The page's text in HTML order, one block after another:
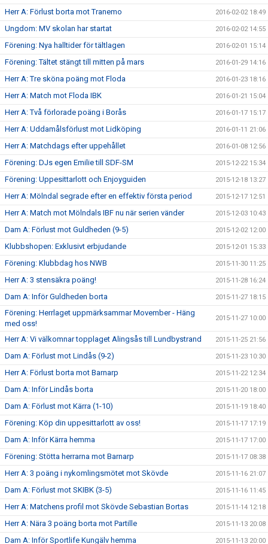
Herr A: Förlust borta mot Tranemo 2016-02-02 18:49
Ungdom: MV skolan har startat 2016-02-02 14:55
Förening: Nya halltider för tältlagen 2016-02-01 15:14
Förening: Tältet stängt till mitten på mars 2016-01-29 14:16
Herr A: Tre sköna poäng mot Floda 2016-01-23 18:16
Herr A: Match mot Floda IBK 2016-01-21 15:04
Herr A: Två förlorade poäng i Borås 2016-01-17 15:17
Herr A: Uddamålsförlust mot Lidköping 2016-01-11 21:06
Herr A: Matchdags efter uppehållet 2016-01-08 12:56
Förening: DJs egen Emilie till SDF-SM 2015-12-22 15:34
Förening: Uppesittarlott och Enjoyguiden 2015-12-18 13:27
Herr A: Mölndal segrade efter en effektiv första period 2015-12-17 12:51
Herr A: Match mot Mölndals IBF nu när serien vänder 2015-12-03 10:43
Dam A: Förlust mot Guldheden (9-5) 2015-12-02 12:00
Klubbshopen: Exklusivt erbjudande 2015-12-01 15:33
Förening: Klubbdag hos NWB 2015-11-30 11:25
Herr A: 3 stensäkra poäng! 2015-11-28 16:24
Dam A: Inför Guldheden borta 2015-11-27 18:15
Förening: Herrlaget uppmärksammar Movember - Häng
med oss!
2015-11-27 10:00
Herr A: Vi välkomnar topplaget Alingsås till Lundbystrand 2015-11-25 21:56
Dam A: Förlust mot Lindås (9-2) 2015-11-23 10:30
Herr A: Förlust borta mot Barnarp 2015-11-22 12:34
Dam A: Inför Lindås borta 2015-11-20 18:00
Dam A: Förlust mot Kärra (1-10) 2015-11-19 18:40
Förening: Köp din uppesittarlott av oss! 2015-11-17 17:19
Dam A: Inför Kärra hemma 2015-11-17 17:00
Förening: Stötta herrarna mot Barnarp 2015-11-17 08:38
Herr A: 3 poäng i nykomlingsmötet mot Skövde 2015-11-16 21:07
Dam A: Förlust mot SKIBK (3-5) 2015-11-16 11:45
Herr A: Matchens profil mot Skövde Sebastian Bortas 2015-11-14 12:18
Herr A: Nära 3 poäng borta mot Partille 2015-11-13 20:08
Dam A: Inför Sportlife Kungälv hemma 2015-11-13 20:00